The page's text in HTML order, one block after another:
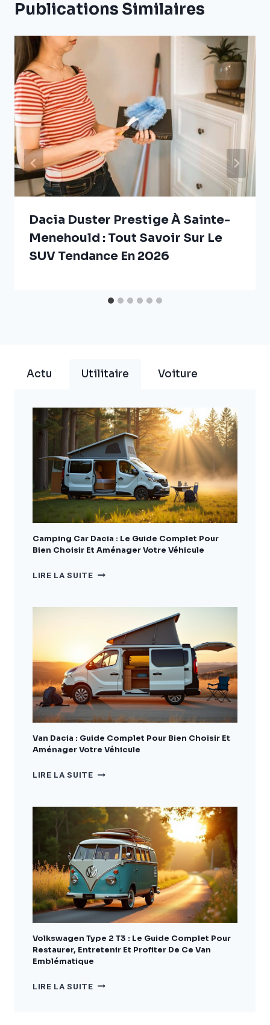
Publications Similaires
Dacia Duster Prestige À Sainte-
Menehould : Tout Savoir Sur Le
SUV Tendance En 2026
Actu Utilitaire Voiture
Camping Car Dacia : Le Guide Complet Pour
Bien Choisir Et Aménager Votre Véhicule
LIRE LA SUITECAMPING
:
GUIDE
COMPLET
POUR
BIEN
CHOISIR
ET
AMÉNAGER
VOTRE
VÉHICULE
Van Dacia : Guide Complet Pour Bien Choisir Et
Aménager Votre Véhicule
LIRE LA SUITEVAN
GUIDE
COMPLET
POUR
BIEN
CHOISIR
ET
AMÉNAGER
VOTRE
VÉHICULE
Volkswagen Type 2 T3 : Le Guide Complet Pour
Restaurer, Entretenir Et Profiter De Ce Van
Emblématique
LIRE LA SUITEVOLKSWAGEN